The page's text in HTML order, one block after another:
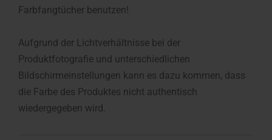
Farbfangtücher benutzen!
Aufgrund der Lichtverhältnisse bei der
Produktfotografie und unterschiedlichen
Bildschirmeinstellungen kann es dazu kommen, dass
die Farbe des Produktes nicht authentisch
wiedergegeben wird.